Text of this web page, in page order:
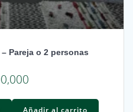
Pareja o 2 personas
Añadir al carrito